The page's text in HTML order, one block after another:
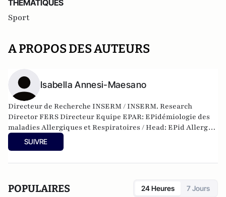
THEMATIQUES
Sport
A PROPOS DES AUTEURS
Isabella Annesi-Maesano
Directeur de Recherche INSERM / INSERM. Research
Director FERS Directeur Equipe EPAR: EPidémiologie des
maladies Allergiques et Respiratoires / Head: EPid Allergic
Resp Dis Department (www.epar.fr). IPLESP INSERM et
UPMC.
SUIVRE
POPULAIRES 24 Heures 7 Jours